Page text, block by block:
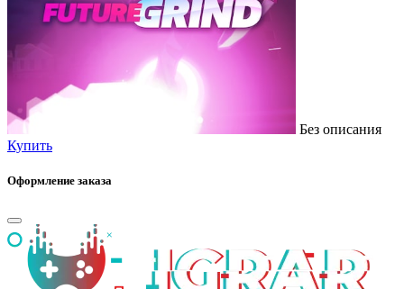
Без описания
Купить
Оформление заказа